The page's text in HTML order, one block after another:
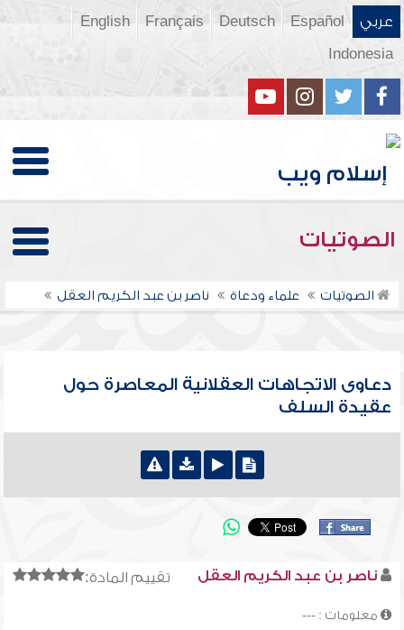
عربي Español
Deutsch
Français
English
Indonesia
الصوتيات
الصوتيات علماء ودعاة ناصر بن عبد الكريم العقل
دعاوى الاتجاهات العقلانية المعاصرة حول
عقيدة السلف
تقييم المادة: ناصر بن عبد الكريم العقل
معلومات : ---